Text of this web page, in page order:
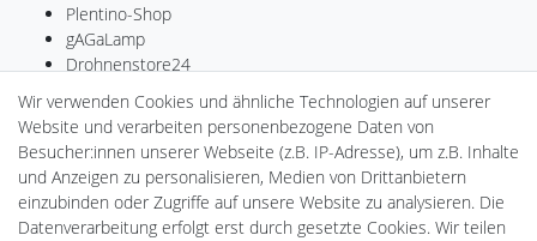
Plentino-Shop
gAGaLamp
Drohnenstore24
MeinUSB
Batteriespeicher
PlentiSolar
Gebrauchtlicht
Ledkauf
DEYESOLAR
Wir verwenden Cookies und ähnliche Technologien auf unserer
Website und verarbeiten personenbezogene Daten von
Besucher:innen unserer Webseite (z.B. IP-Adresse), um z.B. Inhalte
und Anzeigen zu personalisieren, Medien von Drittanbietern
einzubinden oder Zugriffe auf unsere Website zu analysieren. Die
Datenverarbeitung erfolgt erst durch gesetzte Cookies. Wir teilen